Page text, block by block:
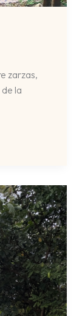
zarzas,
la